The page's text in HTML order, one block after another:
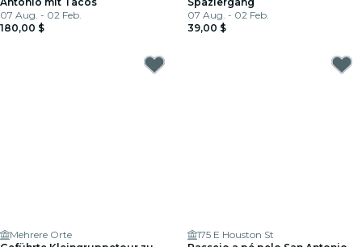
07 Aug. - 02 Feb.
180,00 $
07 Aug. - 02 Feb.
39,00 $
Mehrere Orte
175 E Houston St